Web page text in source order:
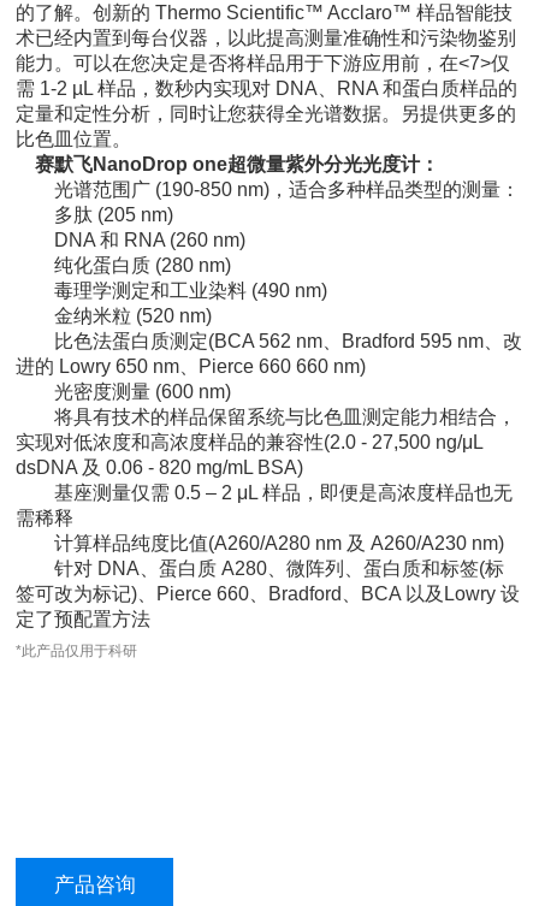
的了解。创新的 Thermo Scientific™ Acclaro™ 样品智能技
术已经内置到每台仪器，以此提高测量准确性和污染物鉴别
能力。可以在您决定是否将样品用于下游应用前，在<7>仅
需 1-2 µL 样品，数秒内实现对 DNA、RNA 和蛋白质样品的
定量和定性分析，同时让您获得全光谱数据。另提供更多的
比色皿位置。
赛默飞NanoDrop one超微量紫外分光光度计：
光谱范围广 (190-850 nm)，适合多种样品类型的测量：
多肽 (205 nm)
DNA 和 RNA (260 nm)
纯化蛋白质 (280 nm)
毒理学测定和工业染料 (490 nm)
金纳米粒 (520 nm)
比色法蛋白质测定(BCA 562 nm、Bradford 595 nm、改
进的 Lowry 650 nm、Pierce 660 660 nm)
光密度测量 (600 nm)
将具有技术的样品保留系统与比色皿测定能力相结合，
实现对低浓度和高浓度样品的兼容性(2.0 - 27,500 ng/μL
dsDNA 及 0.06 - 820 mg/mL BSA)
基座测量仅需 0.5 – 2 μL 样品，即便是高浓度样品也无
需稀释
计算样品纯度比值(A260/A280 nm 及 A260/A230 nm)
针对 DNA、蛋白质 A280、微阵列、蛋白质和标签(标
签可改为标记)、Pierce 660、Bradford、BCA 以及Lowry 设
定了预配置方法
*此产品仅用于科研
产品咨询